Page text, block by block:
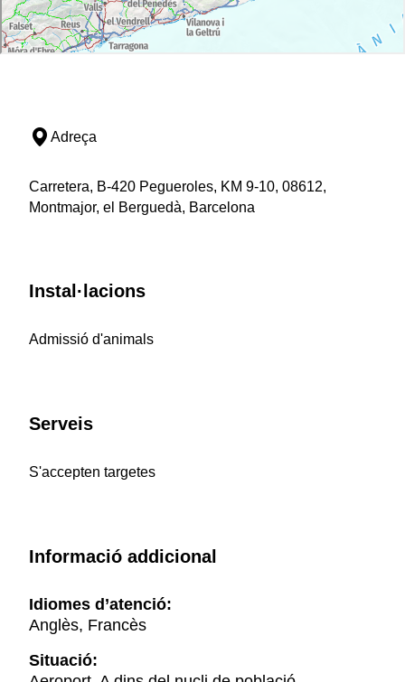
Adreça
Carretera, B-420 Pegueroles, KM 9-10, 08612,
Montmajor, el Berguedà, Barcelona
Instal·lacions
Admissió d'animals
Serveis
S'accepten targetes
Informació addicional
Idiomes d’atenció:
Anglès, Francès
Situació: